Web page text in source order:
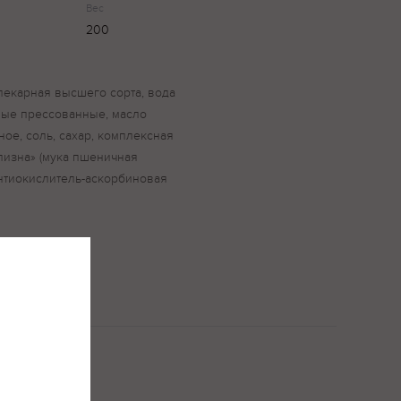
Вес
200
высшего сорта, вода
прессованные, масло
соль, сахар, комплексная
(мука пшеничная
аскорбиновая